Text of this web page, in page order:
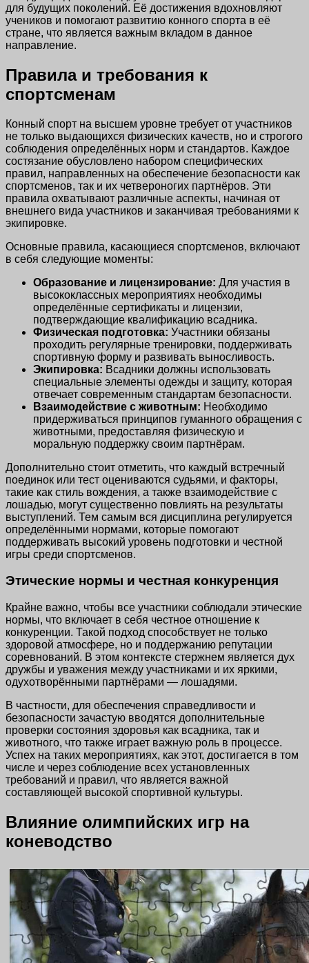
для будущих поколений. Её достижения вдохновляют
учеников и помогают развитию конного спорта в её
стране, что является важным вкладом в данное
направление.
Правила и требования к
спортсменам
Конный спорт на высшем уровне требует от участников
не только выдающихся физических качеств, но и строгого
соблюдения определённых норм и стандартов. Каждое
состязание обусловлено набором специфических
правил, направленных на обеспечение безопасности как
спортсменов, так и их четвероногих партнёров. Эти
правила охватывают различные аспекты, начиная от
внешнего вида участников и заканчивая требованиями к
экипировке.
Основные правила, касающиеся спортсменов, включают
в себя следующие моменты:
Образование и лицензирование: Для участия в
высококлассных мероприятиях необходимы
определённые сертификаты и лицензии,
подтверждающие квалификацию всадника.
Физическая подготовка: Участники обязаны
проходить регулярные тренировки, поддерживать
спортивную форму и развивать выносливость.
Экипировка: Всадники должны использовать
специальные элементы одежды и защиту, которая
отвечает современным стандартам безопасности.
Взаимодействие с животным: Необходимо
придерживаться принципов гуманного обращения с
животными, предоставляя физическую и
моральную поддержку своим партнёрам.
Дополнительно стоит отметить, что каждый встречный
поединок или тест оцениваются судьями, и факторы,
такие как стиль вождения, а также взаимодействие с
лошадью, могут существенно повлиять на результаты
выступлений. Тем самым вся дисциплина регулируется
определёнными нормами, которые помогают
поддерживать высокий уровень подготовки и честной
игры среди спортсменов.
Этические нормы и честная конкуренция
Крайне важно, чтобы все участники соблюдали этические
нормы, что включает в себя честное отношение к
конкуренции. Такой подход способствует не только
здоровой атмосфере, но и поддержанию репутации
соревнований. В этом контексте стержнем является дух
дружбы и уважения между участниками и их яркими,
одухотворёнными партнёрами — лошадями.
В частности, для обеспечения справедливости и
безопасности зачастую вводятся дополнительные
проверки состояния здоровья как всадника, так и
животного, что также играет важную роль в процессе.
Успех на таких мероприятиях, как этот, достигается в том
числе и через соблюдение всех установленных
требований и правил, что является важной
составляющей высокой спортивной культуры.
Влияние олимпийских игр на
коневодство